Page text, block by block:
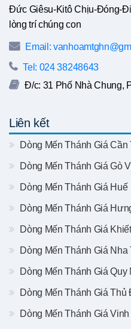
Đức Giêsu-Kitô Chịu-Đóng-
lòng trí chúng con
Email:
Tel: 024 38248643
Đ/c: 31 Phố Nhà Chung,
Liên kết
Dòng Mến Thánh Giá Cần
Dòng Mến Thánh Giá Gò
Dòng Mến Thánh Giá Huế
Dòng Mến Thánh Giá
Dòng Mến Thánh Giá
Dòng Mến Thánh Giá Nha
Dòng Mến Thánh Giá Quy
Dòng Mến Thánh Giá Thủ
Dòng Mến Thánh Giá Vinh